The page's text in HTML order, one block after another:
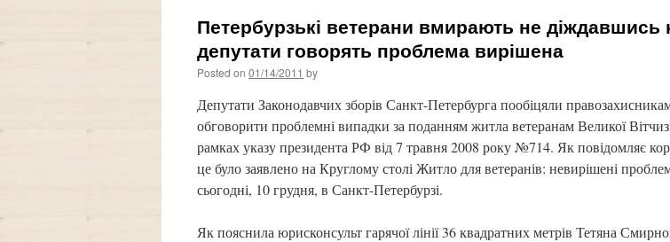
Петербурзькі ветерани вмирають не діждавшись
депутати говорять проблема вирішена
Posted on 01/14/2011 by
Депутати Законодавчих зборів Санкт-Петербурга пообіцяли правозахисникам
обговорити проблемні випадки за поданням житла ветеранам Великої
рамках указу президента РФ від 7 травня 2008 року №714. Як повідомляє
це було заявлено на Круглому столі Житло для ветеранів: невирішені
сьогодні, 10 грудня, в Санкт-Петербурзі.
Як пояснила юрисконсульт гарячої лінії 36 квадратних метрів Тетяна